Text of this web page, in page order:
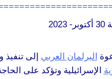
البرلمان العربي إلى تنفيذ
الإسرائيلية وتؤكد على